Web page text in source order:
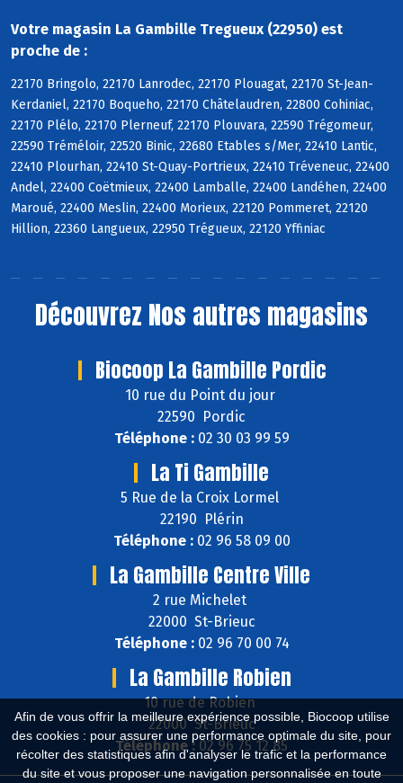
Afin de vous offrir la meilleure expérience possible, Biocoop utilise
des cookies : pour assurer une performance optimale du site, pour
récolter des statistiques afin d'analyser le trafic et la performance
du site et vous proposer une navigation personnalisée en toute
Votre magasin La Gambille Tregueux (22950) est
proche de :
22170 Bringolo, 22170 Lanrodec, 22170 Plouagat, 22170 St-Jean-
Kerdaniel, 22170 Boqueho, 22170 Châtelaudren, 22800 Cohiniac,
22170 Plélo, 22170 Plerneuf, 22170 Plouvara, 22590 Trégomeur,
22590 Tréméloir, 22520 Binic, 22680 Etables s/Mer, 22410 Lantic,
22410 Plourhan, 22410 St-Quay-Portrieux, 22410 Tréveneuc, 22400
Andel, 22400 Coëtmieux, 22400 Lamballe, 22400 Landéhen, 22400
Maroué, 22400 Meslin, 22400 Morieux, 22120 Pommeret, 22120
Hillion, 22360 Langueux, 22950 Trégueux, 22120 Yffiniac
Découvrez Nos autres magasins
Biocoop La Gambille Pordic
10 rue du Point du jour
22590 Pordic
Téléphone :02 30 03 99 59
La Ti Gambille
5 Rue de la Croix Lormel
22190 Plérin
Téléphone :02 96 58 09 00
La Gambille Centre Ville
2 rue Michelet
22000 St-Brieuc
Téléphone :02 96 70 00 74
La Gambille Robien
10 rue de Robien
22000 St-Brieuc
Téléphone :02 96 75 12 85